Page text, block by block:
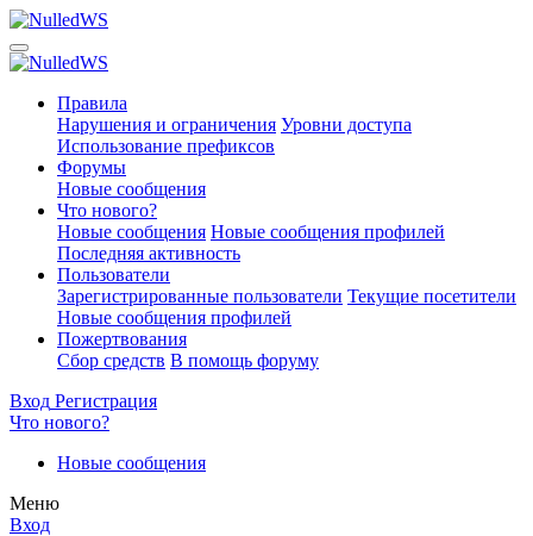
Правила
Нарушения и ограничения Уровни доступа
Использование префиксов
Форумы
Новые сообщения
Что нового?
Новые сообщения Новые сообщения профилей
Последняя активность
Пользователи
Зарегистрированные пользователи Текущие посетители
Новые сообщения профилей
Пожертвования
Сбор средств В помощь форуму
Вход Регистрация
Что нового?
Новые сообщения
Меню
Вход